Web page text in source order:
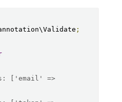
;
['email' =>